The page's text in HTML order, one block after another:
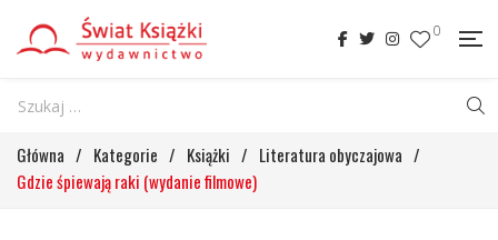
0
Główna / Kategorie / Książki / Literatura obyczajowa /
Gdzie śpiewają raki (wydanie filmowe)